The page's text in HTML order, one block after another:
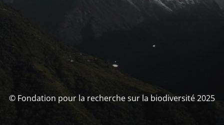
© Fondation pour la recherche sur la biodiversité 2025